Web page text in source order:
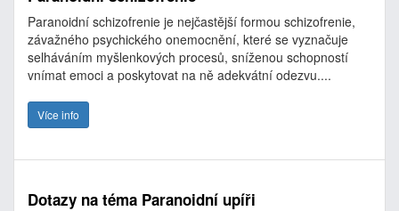
Paranoidní schizofrenie je nejčastější formou schizofrenie,
závažného psychického onemocnění, které se vyznačuje
selháváním myšlenkových procesů, sníženou schopností
vnímat emoci a poskytovat na ně adekvátní odezvu....
Více info
Dotazy na téma Paranoidní upíři